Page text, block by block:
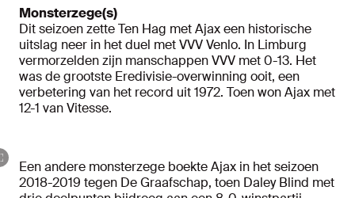
Monsterzege(s)
Dit seizoen zette Ten Hag met Ajax een historische
uitslag neer in het duel met VVV Venlo. In Limburg
vermorzelden zijn manschappen VVV met 0-13. Het
was de grootste Eredivisie-overwinning ooit, een
verbetering van het record uit 1972. Toen won Ajax met
12-1 van Vitesse.
Een andere monsterzege boekte Ajax in het seizoen
2018-2019 tegen De Graafschap, toen Daley Blind met